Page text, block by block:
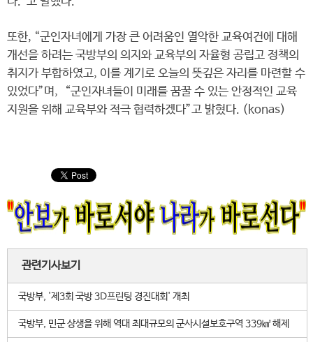
또한, “군인자녀에게 가장 큰 어려움인 열악한 교육여건에 대해
개선을 하려는 국방부의 의지와 교육부의 자율형 공립고 정책의
취지가 부합하였고, 이를 계기로 오늘의 뜻깊은 자리를 마련할 수
있었다”며, “군인자녀들이 미래를 꿈꿀 수 있는 안정적인 교육
지원을 위해 교육부와 적극 협력하겠다”고 밝혔다. (konas)
관련기사보기
국방부, '제3회 국방 3D프린팅 경진대회' 개최
국방부, 민군 상생을 위해 역대 최대규모의 군사시설보호구역 339㎢ 해제